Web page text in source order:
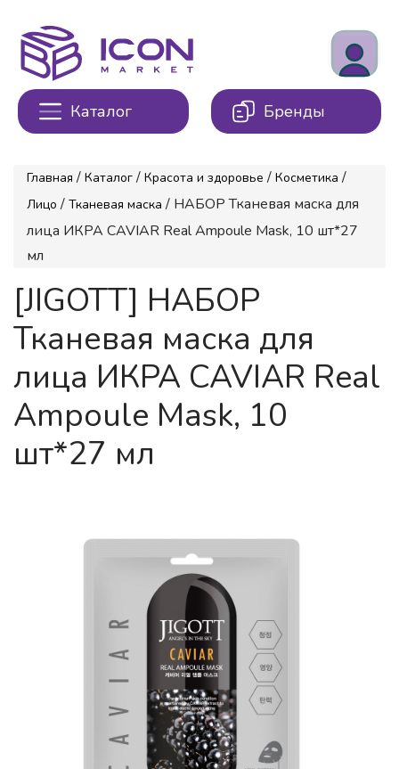
Каталог Бренды
Главная / Каталог / Красота и здоровье / Косметика /
Лицо / Тканевая маска / НАБОР Тканевая маска для
лица ИКРА CAVIAR Real Ampoule Mask, 10 шт*27
мл
[JIGOTT] НАБОР
Тканевая маска для
лица ИКРА CAVIAR Real
Ampoule Mask, 10
шт*27 мл